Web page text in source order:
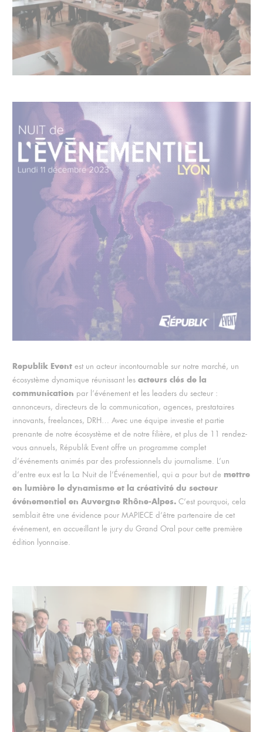
Republik Eventest un acteur incontournable sur notre marché, un
écosystème dynamique réunissant les acteurs clés de la
communication par l’événement et les leaders du secteur :
annonceurs, directeurs de la communication, agences, prestataires
innovants, freelances, DRH… Avec une équipe investie et partie
prenante de notre écosystème et de notre filière, et plus de 11 rendez-
vous annuels, Républik Event offre un programme complet
d’événements animés par des professionnels du journalisme. L’un
d’entre eux est la La Nuit de l’Événementiel, qui a pour but de mettre
en lumière le dynamisme et la créativité du secteur
événementiel en Auvergne Rhône-Alpes.C’est pourquoi, cela
semblait être une évidence pour MAPIECE d’être partenaire de cet
événement, en accueillant le jury du Grand Oral pour cette première
édition lyonnaise.